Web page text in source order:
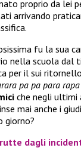
proprio da lei
arrivando
fu la sua
nella scuola dal
per il sui
pa pa para
che negli ultimi
mai anche i
giorno?
dagli